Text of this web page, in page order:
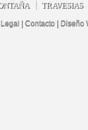
TRAVESIAS
| Contacto | Diseño